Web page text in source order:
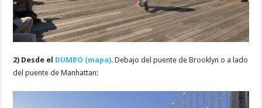
2) Desde el DUMBO (mapa). Debajo del puente de Brooklyn o a lado
del puente de Manhattan: